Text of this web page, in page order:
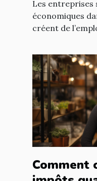
Les entreprises
économiques
créent de
Comment